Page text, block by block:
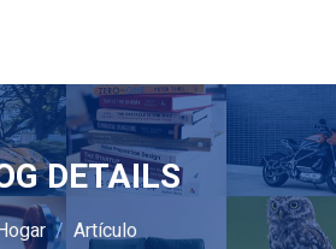
DETAILS
Artículo